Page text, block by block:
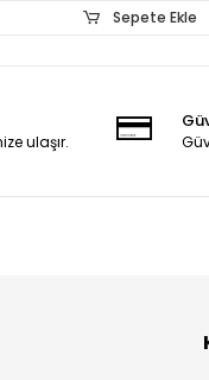
Sepete Ekle
ulaşır.